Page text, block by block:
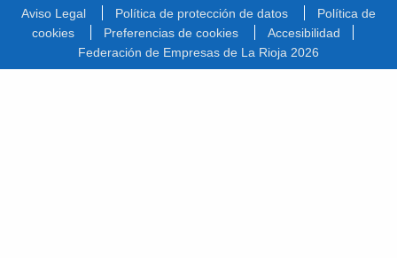
Aviso Legal Política de protección de datos
Política de
cookies
Preferencias de cookies
Accesibilidad
Federación de Empresas de La Rioja 2026